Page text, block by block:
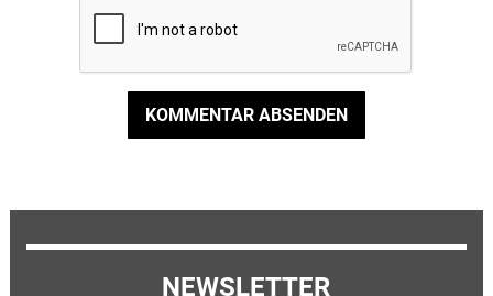
KOMMENTAR ABSENDEN
NEWSLETTER